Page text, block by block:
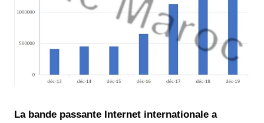
La bande passante Internet internationale a